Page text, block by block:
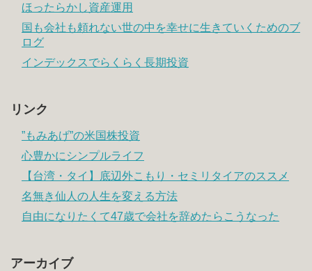
ほったらかし資産運用
国も会社も頼れない世の中を幸せに生きていくためのブ
ログ
インデックスでらくらく長期投資
リンク
”もみあげ”の米国株投資
心豊かにシンプルライフ
【台湾・タイ】底辺外こもり・セミリタイアのススメ
名無き仙人の人生を変える方法
自由になりたくて47歳で会社を辞めたらこうなった
アーカイブ